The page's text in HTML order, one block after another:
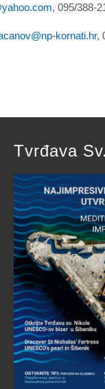
, 095/388-
kornati.hr,
Tvrđava